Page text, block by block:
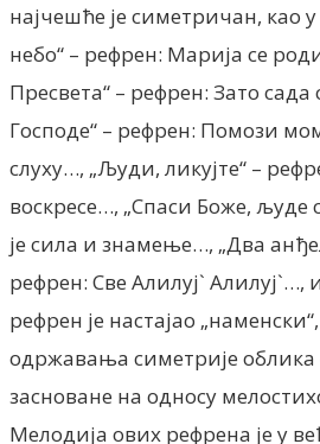
најчешће је симетричан, као
небо“ – рефрен: Марија се
Пресвета“ – рефрен: Зато сада
Господе“ – рефрен: Помози
слуху…, „Људи, ликујте“ –
воскресе…, „Спаси Боже, људе
је сила и знамење…, „Два
рефрен: Све Алилуј`
рефрен је настајао
одржавања симетрије облика
засноване на односу
Мелодија ових рефрена је у